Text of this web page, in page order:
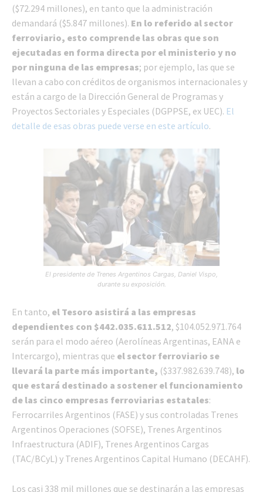
($72.294 millones), en tanto que la administración
demandará ($5.847 millones). En lo referido al sector
ferroviario, esto comprende las obras que son
ejecutadas en forma directa por el ministerio y no
por ninguna de las empresas; por ejemplo, las que se
llevan a cabo con créditos de organismos internacionales y
están a cargo de la Dirección General de Programas y
Proyectos Sectoriales y Especiales (DGPPSE, ex UEC). El
detalle de esas obras puede verse en este artículo.
El presidente de Trenes Argentinos Cargas, Daniel Vispo,
durante su exposición.
En tanto, el Tesoro asistirá a las empresas
dependientes con $442.035.611.512, $104.052.971.764
serán para el modo aéreo (Aerolíneas Argentinas, EANA e
Intercargo), mientras que el sector ferroviario se
llevará la parte más importante, ($337.982.639.748), lo
que estará destinado a sostener el funcionamiento
de las cinco empresas ferroviarias estatales:
Ferrocarriles Argentinos (FASE) y sus controladas Trenes
Argentinos Operaciones (SOFSE), Trenes Argentinos
Infraestructura (ADIF), Trenes Argentinos Cargas
(TAC/BCyL) y Trenes Argentinos Capital Humano (DECAHF).
Los casi 338 mil millones que se destinarán a las empresas